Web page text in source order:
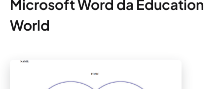
Microsoft Word da Education
World